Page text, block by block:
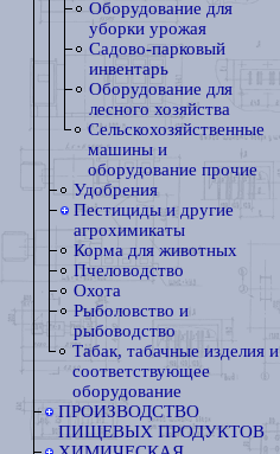
Оборудование для
уборки урожая
Садово-парковый
инвентарь
Оборудование для
лесного хозяйства
Сельскохозяйственные
машины и
оборудование прочие
Удобрения
Пестициды и другие
агрохимикаты
Корма для животных
Пчеловодство
Охота
Рыболовство и
рыбоводство
Табак, табачные изделия и
соответствующее
оборудование
ПРОИЗВОДСТВО
ПИЩЕВЫХ ПРОДУКТОВ